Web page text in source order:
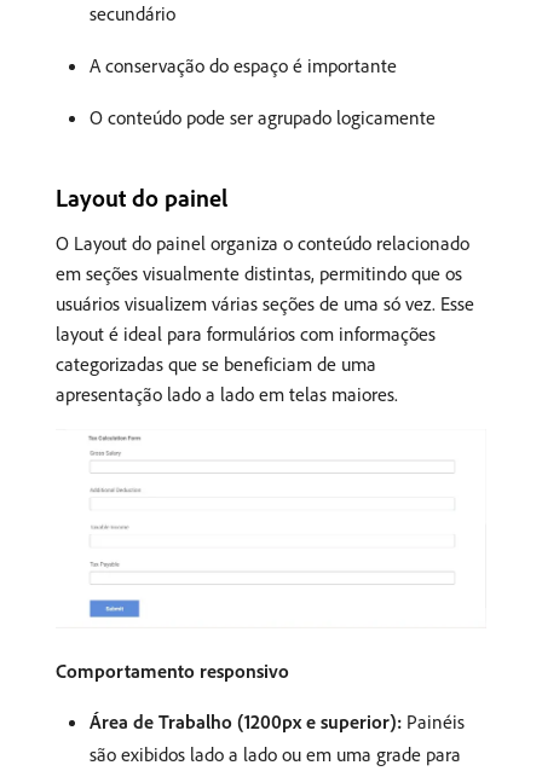
secundário
A conservação do espaço é importante
O conteúdo pode ser agrupado logicamente
Layout do painel
O Layout do painel organiza o conteúdo relacionado
em seções visualmente distintas, permitindo que os
usuários visualizem várias seções de uma só vez. Esse
layout é ideal para formulários com informações
categorizadas que se beneficiam de uma
apresentação lado a lado em telas maiores.
Comportamento responsivo
Área de Trabalho (1200px e superior): Painéis
são exibidos lado a lado ou em uma grade para